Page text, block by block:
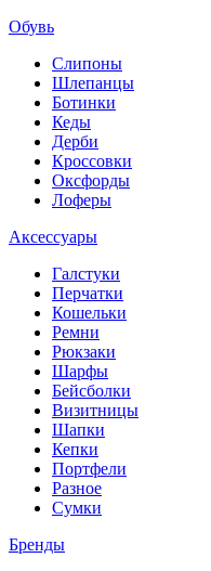
Обувь
Слипоны
Шлепанцы
Ботинки
Кеды
Дерби
Кроссовки
Оксфорды
Лоферы
Аксессуары
Галстуки
Перчатки
Кошельки
Ремни
Рюкзаки
Шарфы
Бейсболки
Визитницы
Шапки
Кепки
Портфели
Разное
Сумки
Бренды